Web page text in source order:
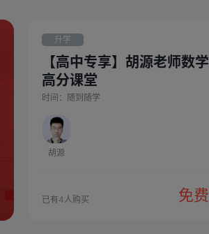
升学
【高中专享】胡源老师数学
高分课堂
时间： 随到随学
胡源
已有4人购买 免费